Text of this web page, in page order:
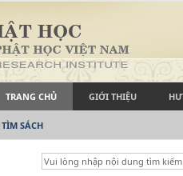
TRANG CHỦ GIỚI THIỆU
TÌM SÁCH